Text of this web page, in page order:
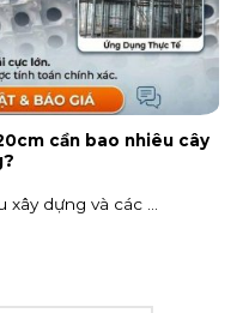
cần bao nhiêu cây
dựng và các ...